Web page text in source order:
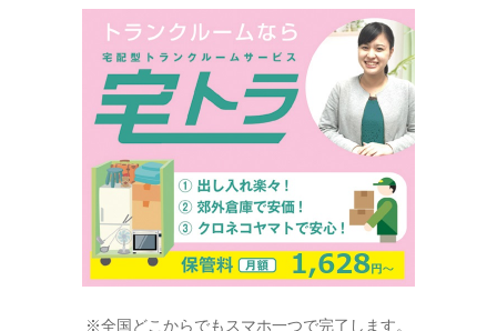
※全国どこからでもスマホ一つで完了します。